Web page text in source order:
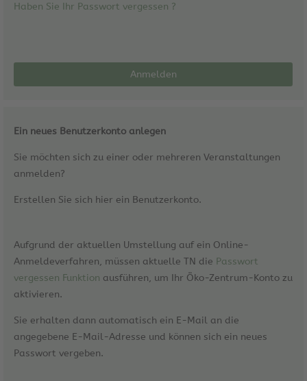
Haben Sie Ihr Passwort vergessen ?
Anmelden
Ein neues Benutzerkonto anlegen
Sie möchten sich zu einer oder mehreren Veranstaltungen
anmelden?
Erstellen Sie sich hier ein Benutzerkonto.
Aufgrund der aktuellen Umstellung auf ein Online-
Anmeldeverfahren, müssen aktuelle TN die Passwort
vergessen Funktion ausführen, um Ihr Öko-Zentrum-Konto zu
aktivieren.
Sie erhalten dann automatisch ein E-Mail an die
angegebene E-Mail-Adresse und können sich ein neues
Passwort vergeben.